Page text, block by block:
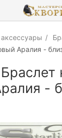
Аралия -
-